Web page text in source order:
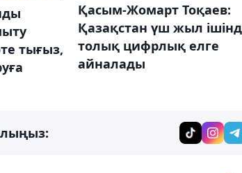
тығыз,
Қасым-Жомарт Тоқаев:
Қазақстан үш жыл
толық цифрлық елге
айналады